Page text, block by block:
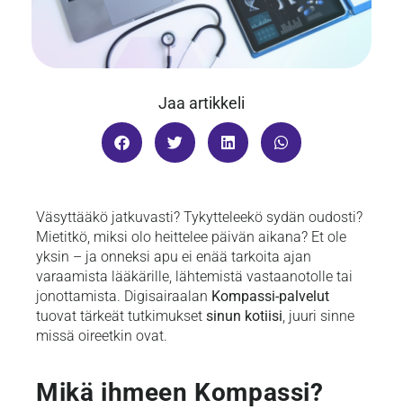
Jaa artikkeli
Väsyttääkö jatkuvasti? Tykytteleekö sydän oudosti?
Mietitkö, miksi olo heittelee päivän aikana? Et ole
yksin – ja onneksi apu ei enää tarkoita ajan
varaamista lääkärille, lähtemistä vastaanotolle tai
jonottamista. Digisairaalan Kompassi-palvelut
tuovat tärkeät tutkimukset sinun kotiisi, juuri sinne
missä oireetkin ovat.
Mikä ihmeen Kompassi?